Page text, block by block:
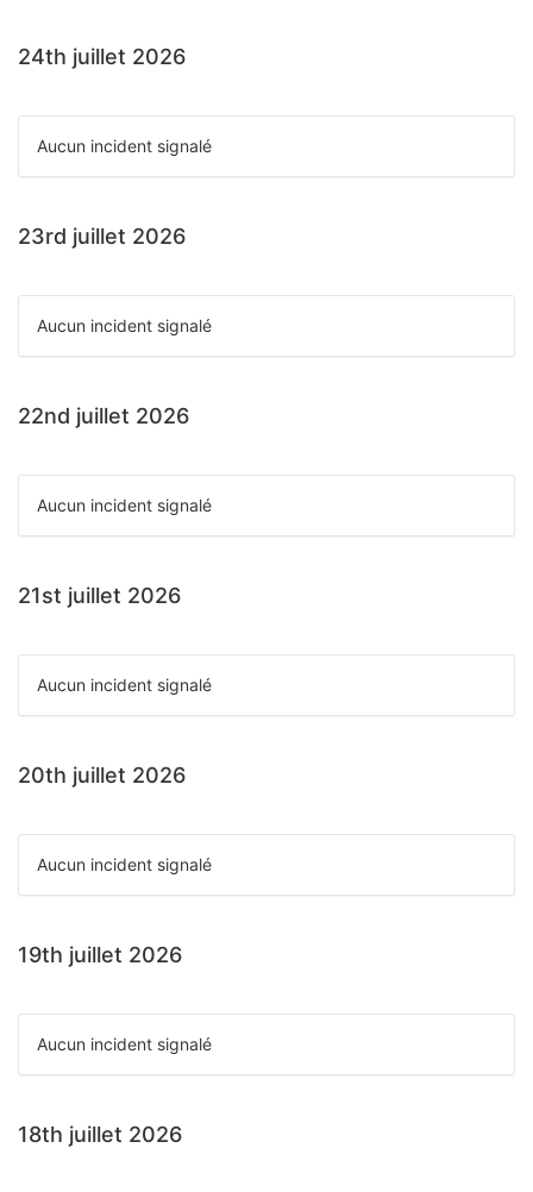
24th juillet 2026
Aucun incident signalé
23rd juillet 2026
Aucun incident signalé
22nd juillet 2026
Aucun incident signalé
21st juillet 2026
Aucun incident signalé
20th juillet 2026
Aucun incident signalé
19th juillet 2026
Aucun incident signalé
18th juillet 2026